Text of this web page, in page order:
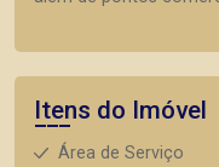
Itens do Imóvel
Área de Serviço